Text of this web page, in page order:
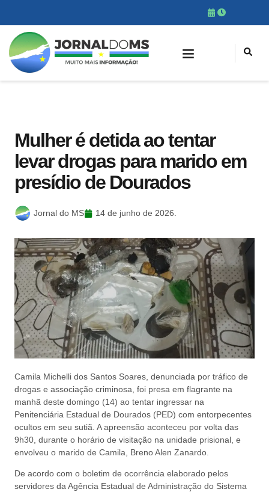
Mulher é detida ao tentar
levar drogas para marido em
presídio de Dourados
Jornal do MS 14 de junho de 2026.
Camila Michelli dos Santos Soares, denunciada por tráfico de
drogas e associação criminosa, foi presa em flagrante na
manhã deste domingo (14) ao tentar ingressar na
Penitenciária Estadual de Dourados (PED) com entorpecentes
ocultos em seu sutiã. A apreensão aconteceu por volta das
9h30, durante o horário de visitação na unidade prisional, e
envolveu o marido de Camila, Breno Alen Zanardo.
De acordo com o boletim de ocorrência elaborado pelos
servidores da Agência Estadual de Administração do Sistema